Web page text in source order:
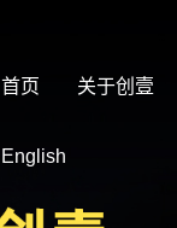
首页 关于创壹
English